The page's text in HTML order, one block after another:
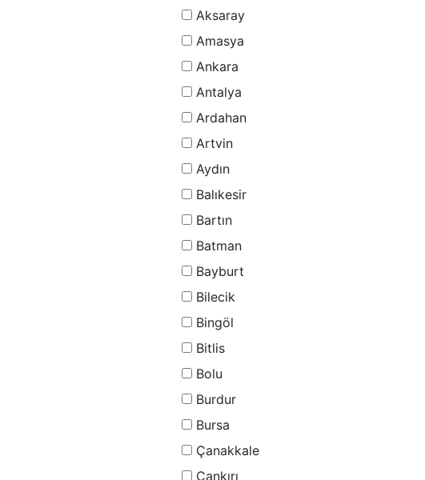
Aksaray
Amasya
Ankara
Antalya
Ardahan
Artvin
Aydın
Balıkesir
Bartın
Batman
Bayburt
Bilecik
Bingöl
Bitlis
Bolu
Burdur
Bursa
Çanakkale
Çankırı